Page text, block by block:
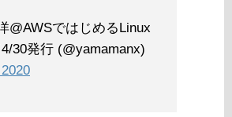
@AWSではじめるLinux
30発行 (@yamamanx)